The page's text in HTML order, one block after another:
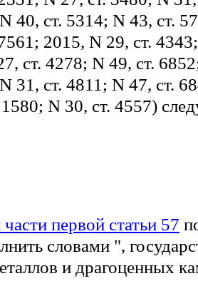
40, ст. 5314; N 43, ст.
2015, N 29, ст.
ст. 4278; N 49, ст.
31, ст. 4811; N 47, ст.
1580; N 30, ст. 4557)
первой статьи 57
словами ",
и драгоценных